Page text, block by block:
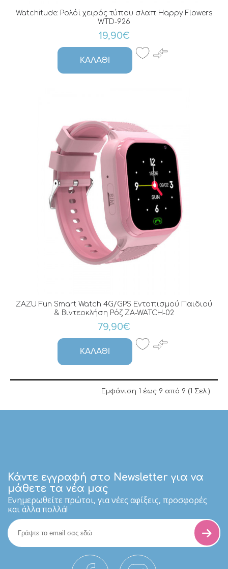
Watchitude: Ρολόϊ χειρός τύπου σλαπ Happy Flowers
WTD-926
19,90€
ΚΑΛΆΘΙ
ZAZU Fun Smart Watch 4G/GPS Εντοπισμού Παιδιού
& Βιντεοκλήση Ρόζ ZA-WATCH-02
79,90€
ΚΑΛΆΘΙ
Εμφάνιση 1 έως 9 από 9 (1 Σελ.)
Κάντε εγγραφή στο Newsletter για να
μάθετε τα νέα μας
Eνημερωθείτε πρώτοι, για νέες αφίξεις, προσφορές
και άλλα πολλά!